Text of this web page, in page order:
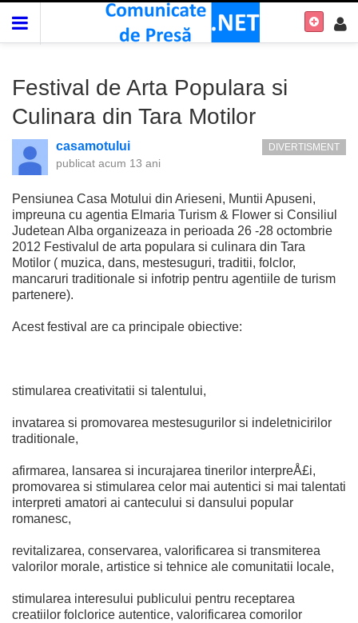
Festival de Arta Populara si
Culinara din Tara Motilor
casamotului
publicat acum 13 ani
DIVERTISMENT
Pensiunea Casa Motului din Arieseni, Muntii Apuseni,
impreuna cu agentia Elmaria Turism & Flower si Consiliul
Judetean Alba organizeaza in perioada 26 -28 octombrie
2012 Festivalul de arta populara si culinara din Tara
Motilor ( muzica, dans, mestesuguri, traditii, folclor,
mancaruri traditionale si infotrip pentru agentiile de turism
partenere).
Acest festival are ca principale obiective:
stimularea creativitatii si talentului,
invatarea si promovarea mestesugurilor si indeletnicirilor
traditionale,
afirmarea, lansarea si incurajarea tinerilor interpreÅ£i,
promovarea si stimularea celor mai autentici si mai talentati
interpreti amatori ai cantecului si dansului popular
romanesc,
revitalizarea, conservarea, valorificarea si transmiterea
valorilor morale, artistice si tehnice ale comunitatii locale,
stimularea interesului publicului pentru receptarea
creatiilor folclorice autentice, valorificarea comorilor